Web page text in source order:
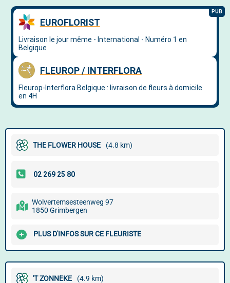
THE FLOWER HOUSE (4.8 km)
Wolvertemsesteenweg 97
1850 Grimbergen
PLUS D'INFOS SUR CE FLEURISTE
'T ZONNEKE (4.9 km)